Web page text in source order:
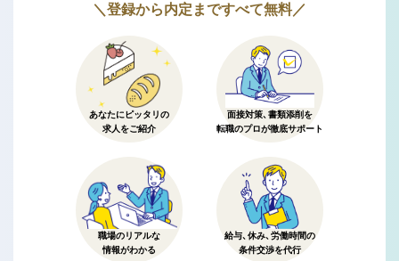
＼登録から内定まですべて無料／
あなたにピッタリの
求人をご紹介
面接対策、書類添削を
転職のプロが徹底サポート
職場のリアルな
情報がわかる
給与、休み、労働時間の
条件交渉を代行